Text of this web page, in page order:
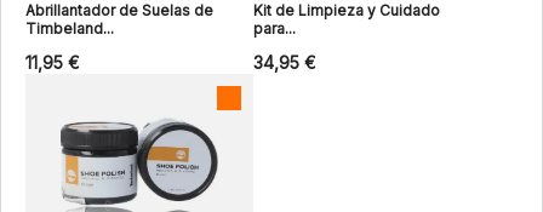
Abrillantador de Suelas de
Timbeland...
11,95 €
Kit de Limpieza y Cuidado
para...
34,95 €